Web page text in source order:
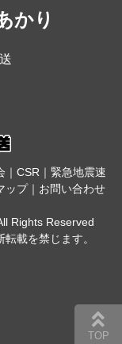
かり
｜ CSR ｜ 緊急地震速
ップ｜ お問い合わせ
Rights Reserved
載を禁じます。